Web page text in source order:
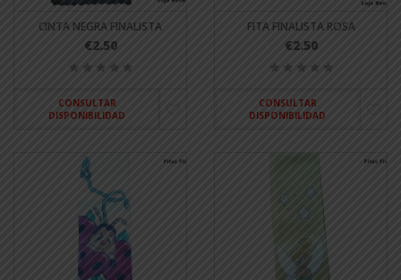
CINTA NEGRA FINALISTA
€2.50
CONSULTAR
DISPONIBILIDAD
FITA FINALISTA ROSA
€2.50
CONSULTAR
DISPONIBILIDAD